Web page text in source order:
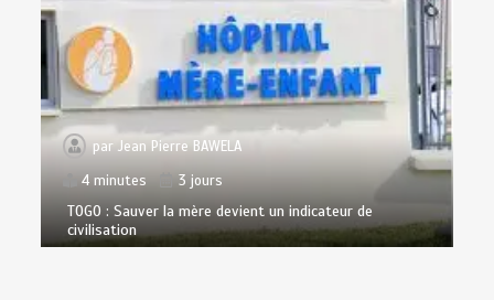
parJean Pierre BAWELA
4 minutes
3 jours
TOGO : Sauver la mère devient un indicateur de
civilisation